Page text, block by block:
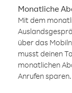
Monatliche
Mit dem
über das
musst deinen
monatlichen
Anrufen sparen.